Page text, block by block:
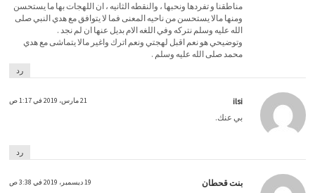
مناطقنا و تفردها ونحبها ، والنقطه الثانيه ، ان اللهجات بها ما يستحسن
ومنها مالا يستحسن من ناحيه المعنى فما لا يتوافق مع هدي النبي صلى
الله عليه وسلم نتركه وفي اللغه الام بديل عنها ان لم نجد .
وتوضيحي هو نعم اقبل لهجتي ونعم اترك واغير مالا يتماشى مع هدي
محمد صلى الله عليه وسلم .
رد
ilsi 21 مارس، 2019 في 1:17 ص
بي عنك.
رد
بنت قحطان 19 ديسمبر، 2019 في 3:38 ص